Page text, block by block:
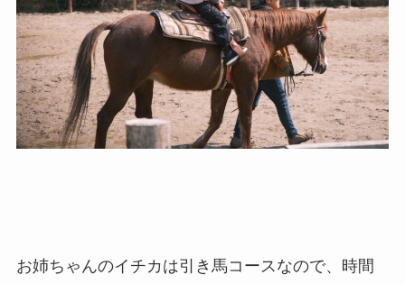
お姉ちゃんのイチカは引き馬コースなので、時間